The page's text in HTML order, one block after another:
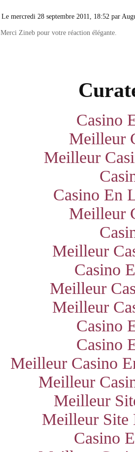
Le mercredi 28 septembre 2011, 18:52 par
Merci Zineb pour votre réaction élégante.
Casino
Meilleur
Meilleur
Casino En
Meilleur
Meilleur
Casino
Meilleur
Meilleur
Casino
Casino
Meilleur Casino
Meilleur
Meilleur
Meilleur Site
Casino